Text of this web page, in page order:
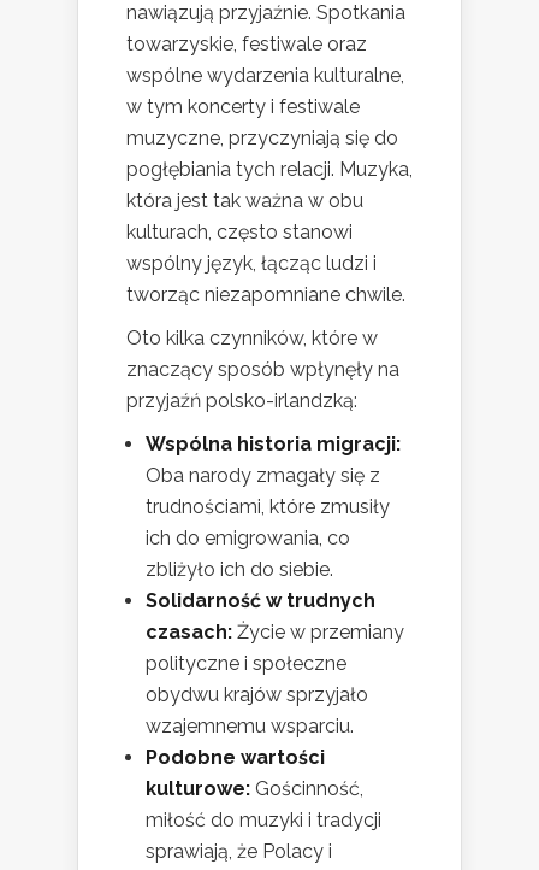
nawiązują przyjaźnie. Spotkania
towarzyskie, festiwale oraz
wspólne wydarzenia kulturalne,
w tym koncerty i festiwale
muzyczne, przyczyniają się do
pogłębiania tych relacji. Muzyka,
która jest tak ważna w obu
kulturach, często stanowi
wspólny język, łącząc ludzi i
tworząc niezapomniane chwile.
Oto kilka czynników, które w
znaczący sposób wpłynęły na
przyjaźń polsko-irlandzką:
Wspólna historia migracji:
Oba narody zmagały się z
trudnościami, które zmusiły
ich do emigrowania, co
zbliżyło ich do siebie.
Solidarność w trudnych
czasach: Życie w przemiany
polityczne i społeczne
obydwu krajów sprzyjało
wzajemnemu wsparciu.
Podobne wartości
kulturowe: Gościnność,
miłość do muzyki i tradycji
sprawiają, że Polacy i